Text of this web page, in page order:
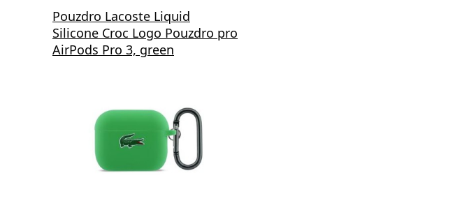
Pouzdro Lacoste Liquid
Silicone Croc Logo Pouzdro pro
AirPods Pro 3, green